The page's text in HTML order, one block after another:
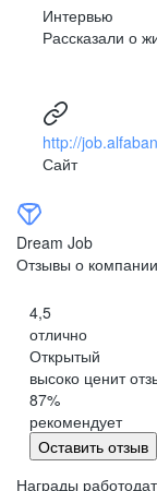
Интервью
Рассказали о
http://
Сайт
Dream Job
Отзывы о компании
4,5
отлично
Открытый
высоко ценит
87%
рекомендует
Оставить отзыв
Награды